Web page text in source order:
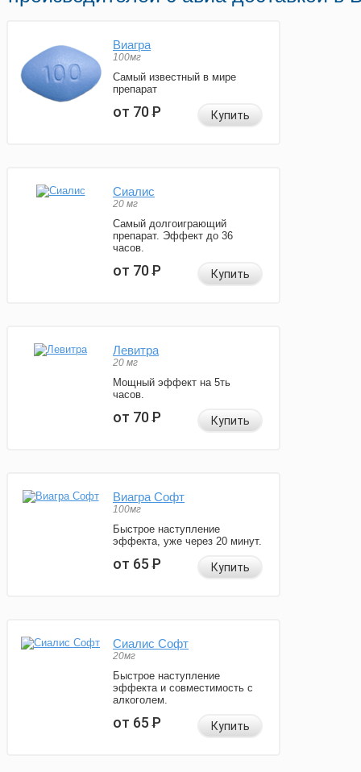
Виагра
100мг
Самый известный в мире
препарат
от 70Р Купить
Сиалис
20 мг
Самый долгоиграющий
препарат. Эффект до 36
часов.
от 70Р Купить
Левитра
20 мг
Мощный эффект на 5ть
часов.
от 70Р Купить
Виагра Софт
100мг
Быстрое наступление
эффекта, уже через 20 минут.
от 65Р Купить
Сиалис Софт
20мг
Быстрое наступление
эффекта и совместимость с
алкоголем.
от 65Р Купить